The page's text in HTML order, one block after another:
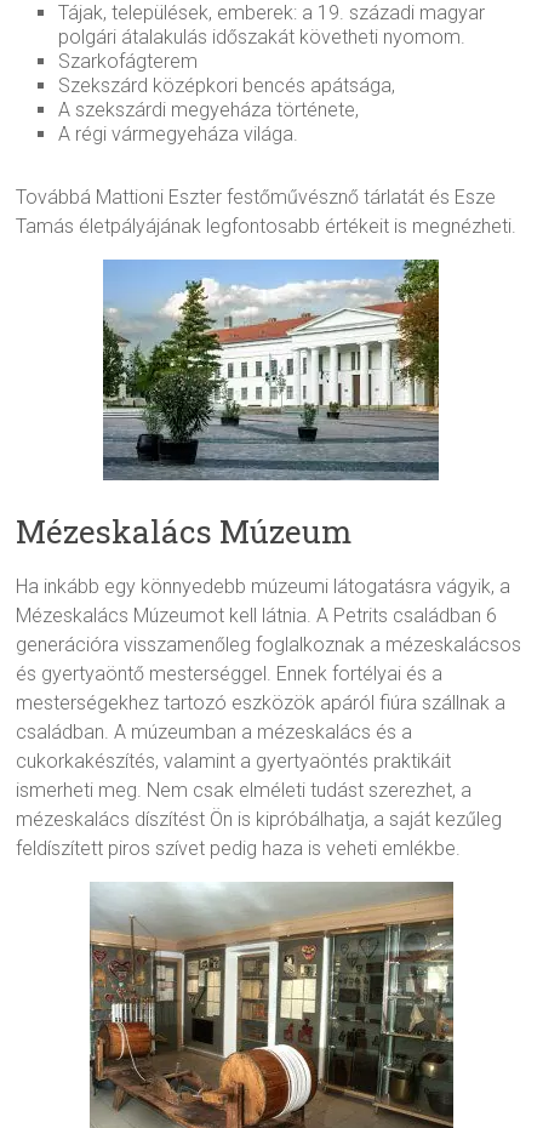
Tájak, települések, emberek: a 19. századi magyar
polgári átalakulás időszakát követheti nyomom.
Szarkofágterem
Szekszárd középkori bencés apátsága,
A szekszárdi megyeháza története,
A régi vármegyeháza világa.
Továbbá Mattioni Eszter festőművésznő tárlatát és Esze
Tamás életpályájának legfontosabb értékeit is megnézheti.
Mézeskalács Múzeum
Ha inkább egy könnyedebb múzeumi látogatásra vágyik, a
Mézeskalács Múzeumot kell látnia. A Petrits családban 6
generációra visszamenőleg foglalkoznak a mézeskalácsos
és gyertyaöntő mesterséggel. Ennek fortélyai és a
mesterségekhez tartozó eszközök apáról fiúra szállnak a
családban. A múzeumban a mézeskalács és a
cukorkakészítés, valamint a gyertyaöntés praktikáit
ismerheti meg. Nem csak elméleti tudást szerezhet, a
mézeskalács díszítést Ön is kipróbálhatja, a saját kezűleg
feldíszített piros szívet pedig haza is veheti emlékbe.